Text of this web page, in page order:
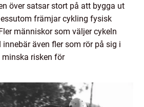
över satsar stort på att bygga ut
främjar cykling fysisk
människor som väljer cykeln
även fler som rör på sig i
minska risken för